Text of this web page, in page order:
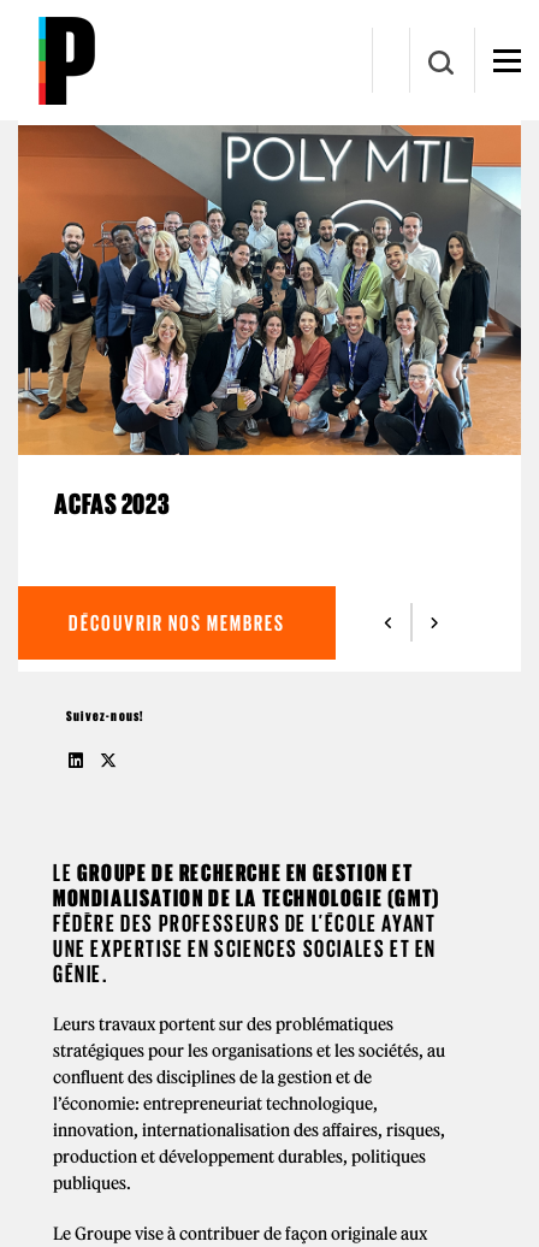
Aller au contenu principal
Groupe de recherche GMT
ACFAS 2023
DÉCOUVRIR NOS MEMBRES
Suivez-nous!
LE GROUPE DE RECHERCHE EN GESTION ET
MONDIALISATION DE LA TECHNOLOGIE (GMT)
FÉDÈRE DES PROFESSEURS DE L’ÉCOLE AYANT
UNE EXPERTISE EN SCIENCES SOCIALES ET EN
GÉNIE.
Leurs travaux portent sur des problématiques
stratégiques pour les organisations et les sociétés, au
confluent des disciplines de la gestion et de
l’économie: entrepreneuriat technologique,
innovation, internationalisation des affaires, risques,
production et développement durables, politiques
publiques.
Le Groupe vise à contribuer de façon originale aux